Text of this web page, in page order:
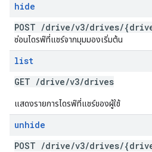
hide
POST /drive/v3/drives/
ซ่อนไดรฟ์ที่แชร์จากมุมมองเริ่มต้น
list
GET /drive/v3/drives
แสดงรายการไดรฟ์ที่แชร์ของผู้ใช้
unhide
POST /drive/v3/drives/